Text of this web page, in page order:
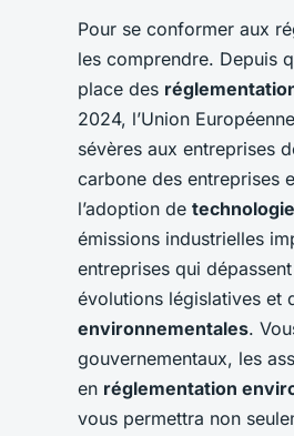
Pour se conformer aux
les comprendre. Depuis
place des
2024, l’Union
sévères aux entreprises
carbone des entreprises
l’adoption de
émissions industrielles
entreprises qui
évolutions législatives et
environnementales.
gouvernementaux, les
en réglementation
vous permettra non